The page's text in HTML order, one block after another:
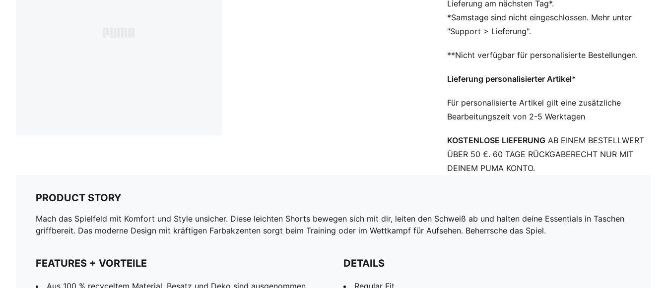
DETAILS
Regular Fit
140 g/m², Interlock-Material
Seitentasche
Lieferung am nächsten Tag*.
*Samstage sind nicht eingeschlossen. Mehr unter
"Support > Lieferung".
**Nicht verfügbar für personalisierte Bestellungen.
Lieferung personalisierter Artikel*
Für personalisierte Artikel gilt eine zusätzliche
Bearbeitungszeit von 2-5 Werktagen
KOSTENLOSE LIEFERUNG AB EINEM BESTELLWERT
ÜBER 50 €. 60 TAGE RÜCKGABERECHT NUR MIT
DEINEM PUMA KONTO.
PRODUCT STORY
Mach das Spielfeld mit Komfort und Style unsicher. Diese leichten Shorts bewegen sich mit dir, leiten den Schweiß ab und halten deine Essentials in Taschen
griffbereit. Das moderne Design mit kräftigen Farbakzenten sorgt beim Training oder im Wettkampf für Aufsehen. Beherrsche das Spiel.
FEATURES + VORTEILE DETAILS